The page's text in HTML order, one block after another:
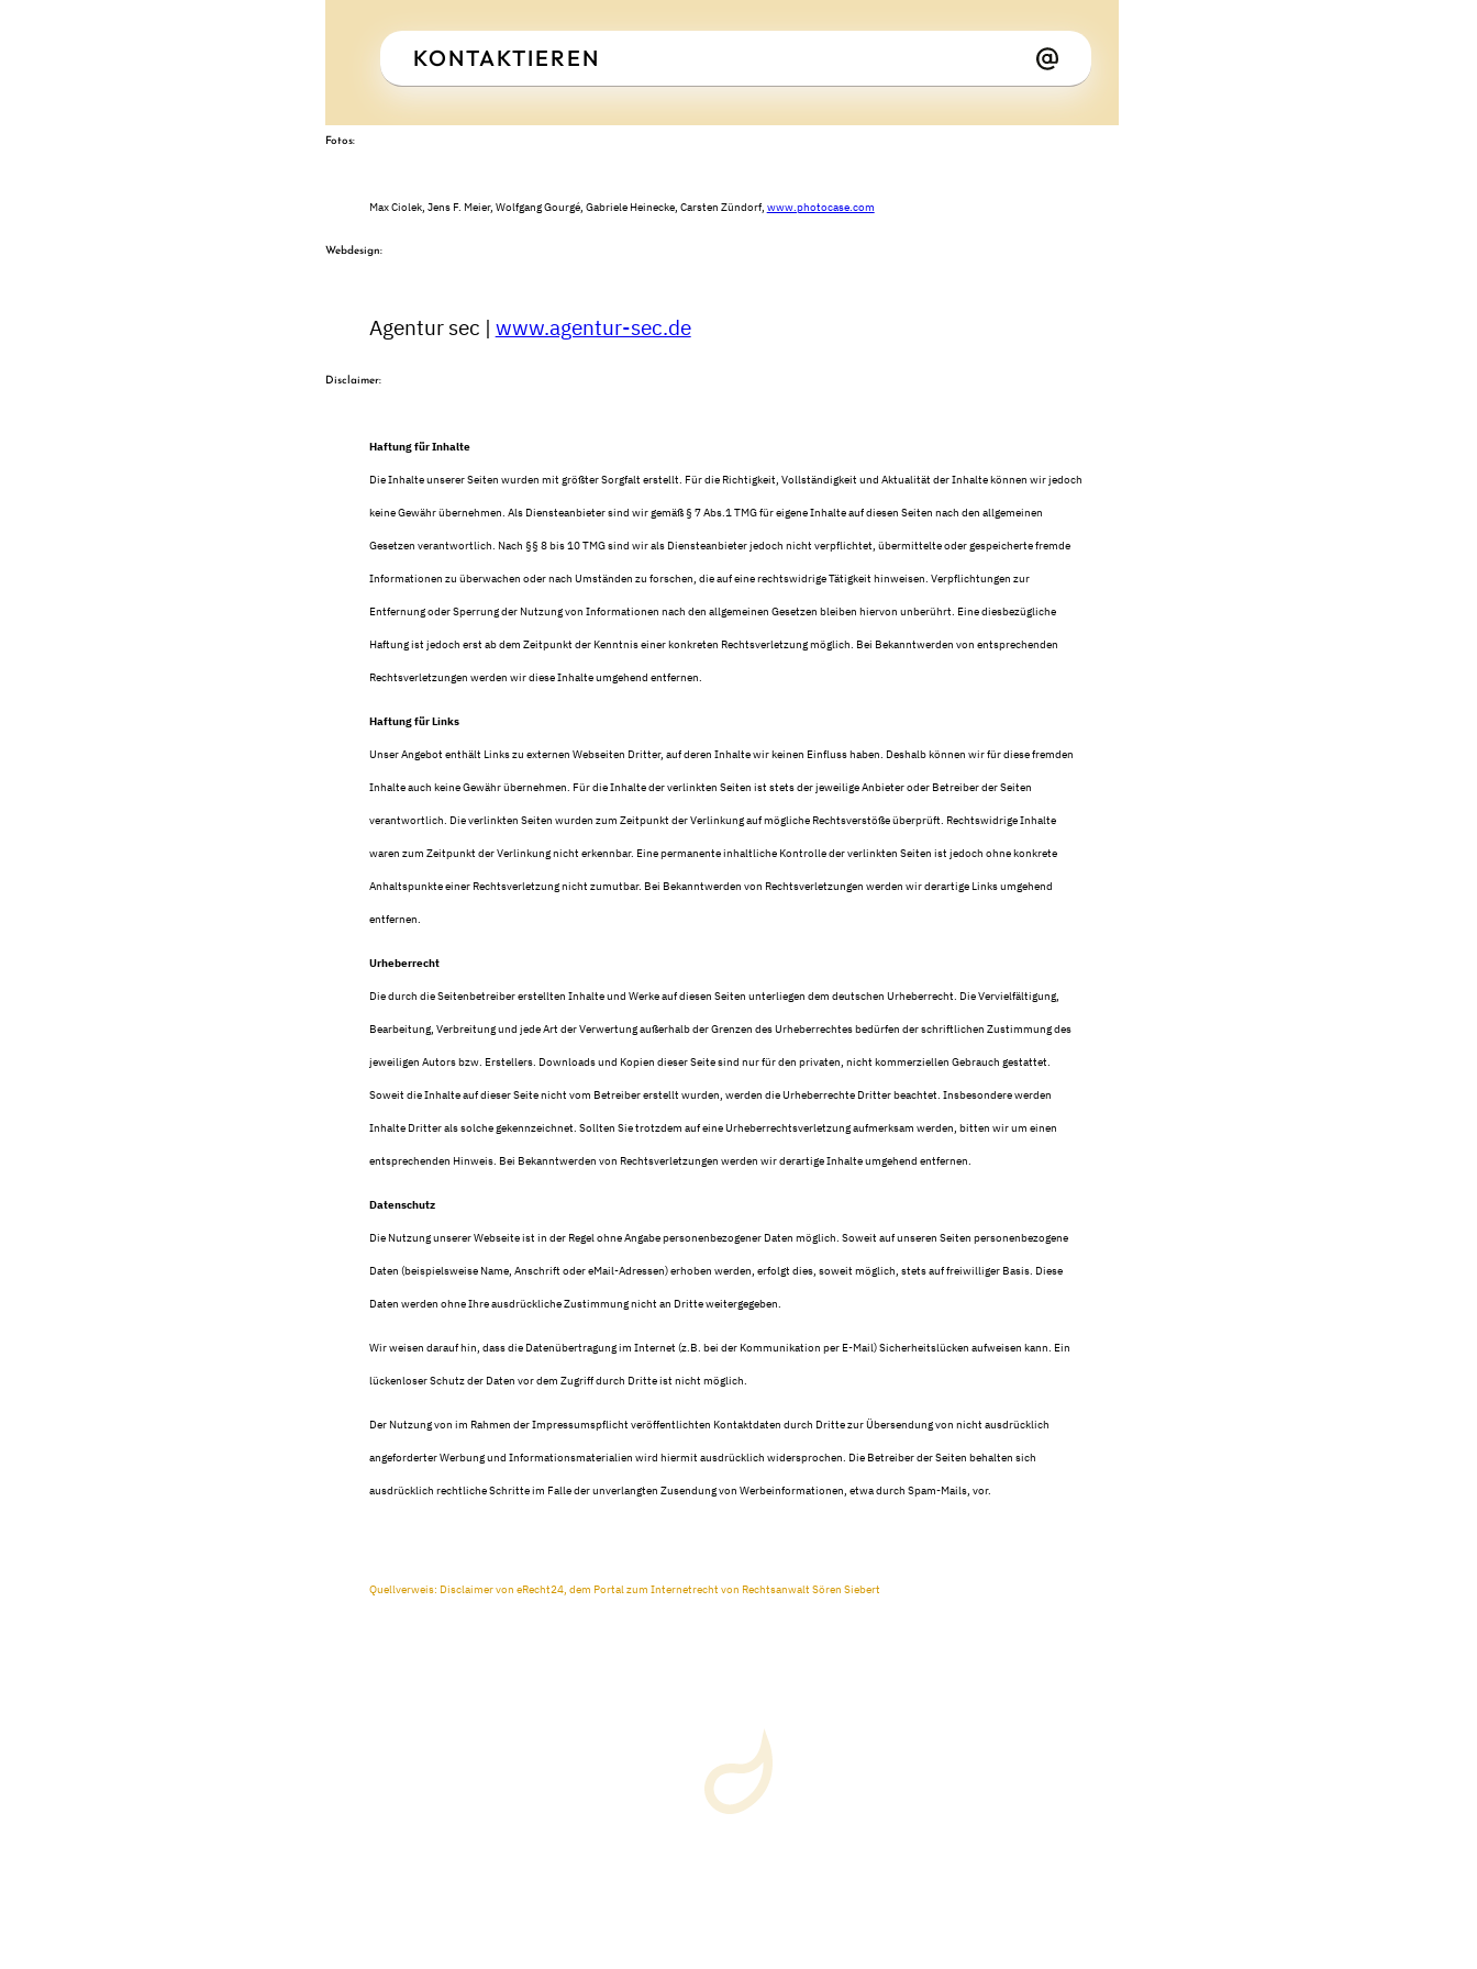
KONTAKTIEREN
Fotos:
Max Ciolek, Jens F. Meier, Wolfgang Gourgé, Gabriele Heinecke, Carsten Zündorf, www.photocase.com
Webdesign:
Agentur sec | www.agentur-sec.de
Disclaimer:
Haftung für Inhalte
Die Inhalte unserer Seiten wurden mit größter Sorgfalt erstellt. Für die Richtigkeit, Vollständigkeit und Aktualität der Inhalte können wir jedoch
keine Gewähr übernehmen. Als Diensteanbieter sind wir gemäß § 7 Abs.1 TMG für eigene Inhalte auf diesen Seiten nach den allgemeinen
Gesetzen verantwortlich. Nach §§ 8 bis 10 TMG sind wir als Diensteanbieter jedoch nicht verpflichtet, übermittelte oder gespeicherte fremde
Informationen zu überwachen oder nach Umständen zu forschen, die auf eine rechtswidrige Tätigkeit hinweisen. Verpflichtungen zur
Entfernung oder Sperrung der Nutzung von Informationen nach den allgemeinen Gesetzen bleiben hiervon unberührt. Eine diesbezügliche
Haftung ist jedoch erst ab dem Zeitpunkt der Kenntnis einer konkreten Rechtsverletzung möglich. Bei Bekanntwerden von entsprechenden
Rechtsverletzungen werden wir diese Inhalte umgehend entfernen.
Haftung für Links
Unser Angebot enthält Links zu externen Webseiten Dritter, auf deren Inhalte wir keinen Einfluss haben. Deshalb können wir für diese fremden
Inhalte auch keine Gewähr übernehmen. Für die Inhalte der verlinkten Seiten ist stets der jeweilige Anbieter oder Betreiber der Seiten
verantwortlich. Die verlinkten Seiten wurden zum Zeitpunkt der Verlinkung auf mögliche Rechtsverstöße überprüft. Rechtswidrige Inhalte
waren zum Zeitpunkt der Verlinkung nicht erkennbar. Eine permanente inhaltliche Kontrolle der verlinkten Seiten ist jedoch ohne konkrete
Anhaltspunkte einer Rechtsverletzung nicht zumutbar. Bei Bekanntwerden von Rechtsverletzungen werden wir derartige Links umgehend
entfernen.
Urheberrecht
Die durch die Seitenbetreiber erstellten Inhalte und Werke auf diesen Seiten unterliegen dem deutschen Urheberrecht. Die Vervielfältigung,
Bearbeitung, Verbreitung und jede Art der Verwertung außerhalb der Grenzen des Urheberrechtes bedürfen der schriftlichen Zustimmung des
jeweiligen Autors bzw. Erstellers. Downloads und Kopien dieser Seite sind nur für den privaten, nicht kommerziellen Gebrauch gestattet.
Soweit die Inhalte auf dieser Seite nicht vom Betreiber erstellt wurden, werden die Urheberrechte Dritter beachtet. Insbesondere werden
Inhalte Dritter als solche gekennzeichnet. Sollten Sie trotzdem auf eine Urheberrechtsverletzung aufmerksam werden, bitten wir um einen
entsprechenden Hinweis. Bei Bekanntwerden von Rechtsverletzungen werden wir derartige Inhalte umgehend entfernen.
Datenschutz
Die Nutzung unserer Webseite ist in der Regel ohne Angabe personenbezogener Daten möglich. Soweit auf unseren Seiten personenbezogene
Daten (beispielsweise Name, Anschrift oder eMail-Adressen) erhoben werden, erfolgt dies, soweit möglich, stets auf freiwilliger Basis. Diese
Daten werden ohne Ihre ausdrückliche Zustimmung nicht an Dritte weitergegeben.
Wir weisen darauf hin, dass die Datenübertragung im Internet (z.B. bei der Kommunikation per E-Mail) Sicherheitslücken aufweisen kann. Ein
lückenloser Schutz der Daten vor dem Zugriff durch Dritte ist nicht möglich.
Der Nutzung von im Rahmen der Impressumspflicht veröffentlichten Kontaktdaten durch Dritte zur Übersendung von nicht ausdrücklich
angeforderter Werbung und Informationsmaterialien wird hiermit ausdrücklich widersprochen. Die Betreiber der Seiten behalten sich
ausdrücklich rechtliche Schritte im Falle der unverlangten Zusendung von Werbeinformationen, etwa durch Spam-Mails, vor.
Quellverweis: Disclaimer von eRecht24, dem Portal zum Internetrecht von Rechtsanwalt Sören Siebert